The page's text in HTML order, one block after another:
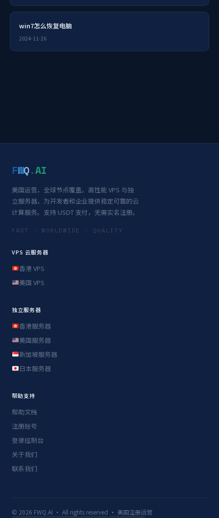
win7怎么恢复电脑
2024-11-26
FWQ.AI
美国运营，全球节点覆盖。高性能 VPS 与独
立服务器，为开发者和企业提供稳定可靠的云
计算服务。支持 USDT 支付，无需实名注册。
FAST · WORLDWIDE · QUALITY
VPS 云服务器
香港 VPS
美国 VPS
独立服务器
香港服务器
美国服务器
新加坡服务器
日本服务器
帮助支持
帮助文档
注册账号
登录控制台
关于我们
联系我们
© 2026 FWQ.AI · All rights reserved · 美国注册运营